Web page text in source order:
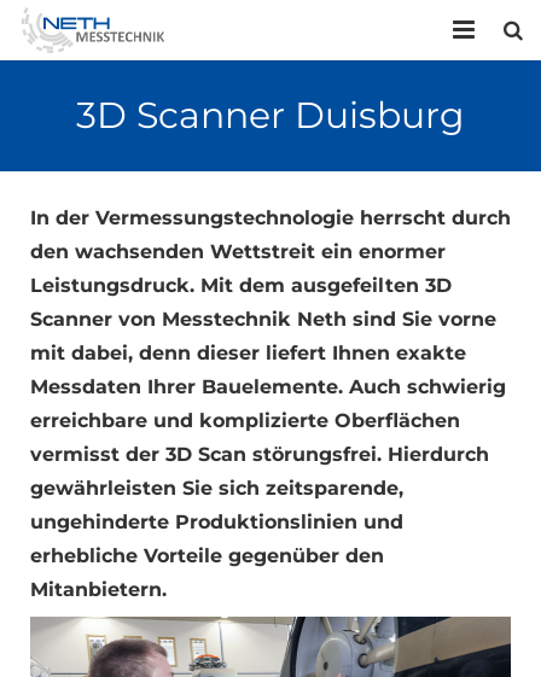
KONTAKT
3D Scanner Duisburg
In der Vermessungstechnologie herrscht durch
den wachsenden Wettstreit ein enormer
Leistungsdruck. Mit dem ausgefeilten 3D
Scanner von Messtechnik Neth sind Sie vorne
mit dabei, denn dieser liefert Ihnen exakte
Messdaten Ihrer Bauelemente. Auch schwierig
erreichbare und komplizierte Oberflächen
vermisst der 3D Scan störungsfrei. Hierdurch
gewährleisten Sie sich zeitsparende,
ungehinderte Produktionslinien und
erhebliche Vorteile gegenüber den
Mitanbietern.